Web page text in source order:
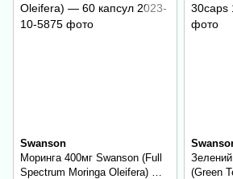
Swanson
Моринга 400мг Swanson (Full
Spectrum Moringa Oleifera) —
(Green